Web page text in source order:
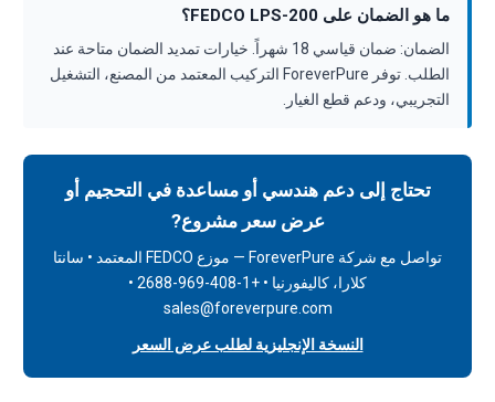
ما هو الضمان على FEDCO LPS-200؟
الضمان: ضمان قياسي 18 شهراً. خيارات تمديد الضمان متاحة عند
الطلب. توفر ForeverPure التركيب المعتمد من المصنع، التشغيل
التجريبي، ودعم قطع الغيار.
تحتاج إلى دعم هندسي أو مساعدة في التحجيم أو
عرض سعر مشروع?
تواصل مع شركة ForeverPure — موزع FEDCO المعتمد • سانتا
كلارا، كاليفورنيا • +1-408-969-2688 •
sales@foreverpure.com
النسخة الإنجليزية لطلب عرض السعر